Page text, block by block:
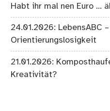
Habt ihr mal nen Euro …
24.01.2026: LebensABC
Orientierungslosigkeit
21.01.2026:
Kreativität?